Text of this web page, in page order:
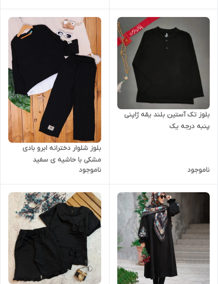
بلوز تک آستین بلند یقه ژاپنی
پنبه درجه یک
ناموجود
بلوز شلوار دخترانه ابرو بادی
مشکی با حاشیه ی سفید
ناموجود